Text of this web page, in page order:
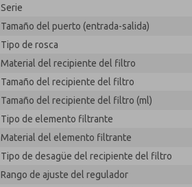
Serie
Tamaño del puerto (entrada-salida)
Tipo de rosca
Material del recipiente del filtro
Tamaño del recipiente del filtro
Tamaño del recipiente del filtro (ml)
Tipo de elemento filtrante
Material del elemento filtrante
Tipo de desagüe del recipiente del filtro
Rango de ajuste del regulador
MD353ECB2C3YN